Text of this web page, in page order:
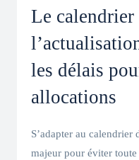
Le
les délais
allocations
S’adapter au calendrier
majeur pour éviter